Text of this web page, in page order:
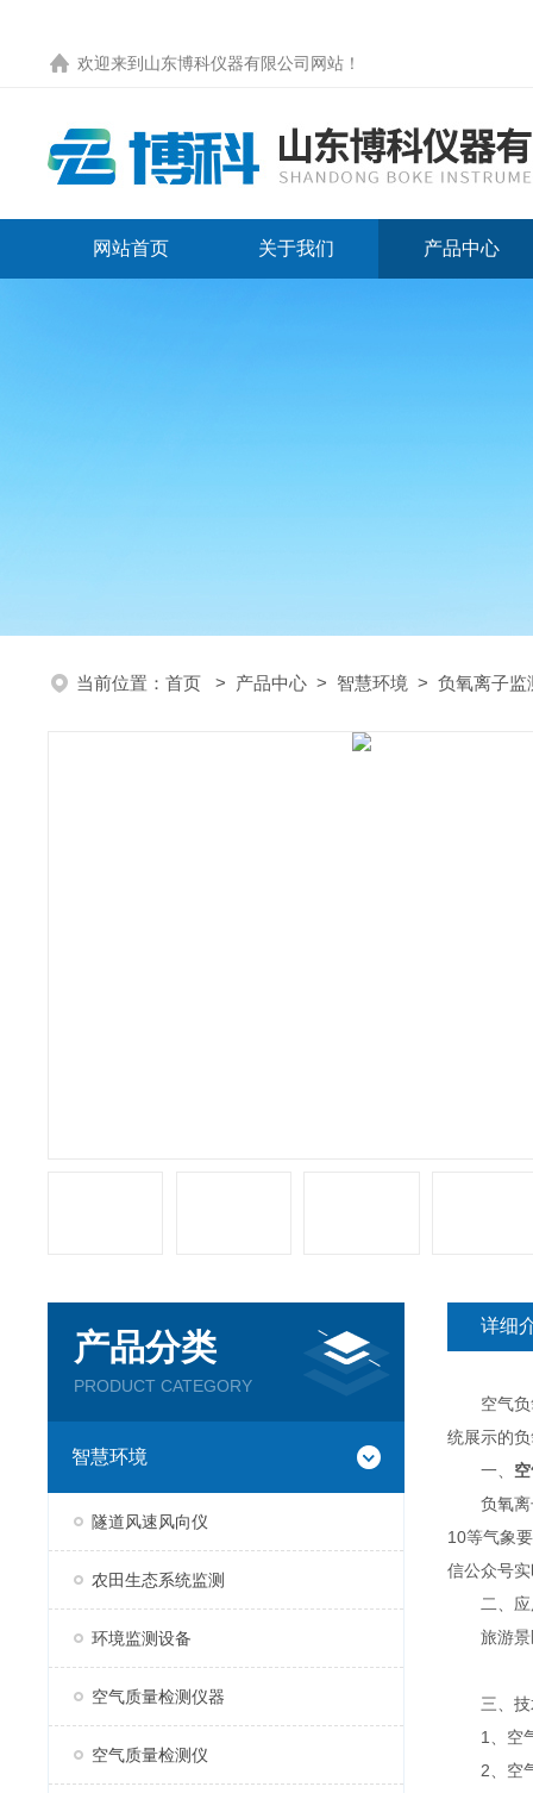
欢迎来到 山东博科仪器有限公司网站 ！
网站首页 关于我们 产品中心
当前位置： 首页 > 产品中心 > 智慧环境 > 负氧离子监
产品分类
PRODUCT CATEGORY
智慧环境
隧道风速风向仪
农田生态系统监测
环境监测设备
空气质量检测仪器
空气质量检测仪
详细
空气负氧
统展示的
一、
负氧离子
10等气象
信公众号
二、应
旅游景区
三、技
1、空气
2、空气